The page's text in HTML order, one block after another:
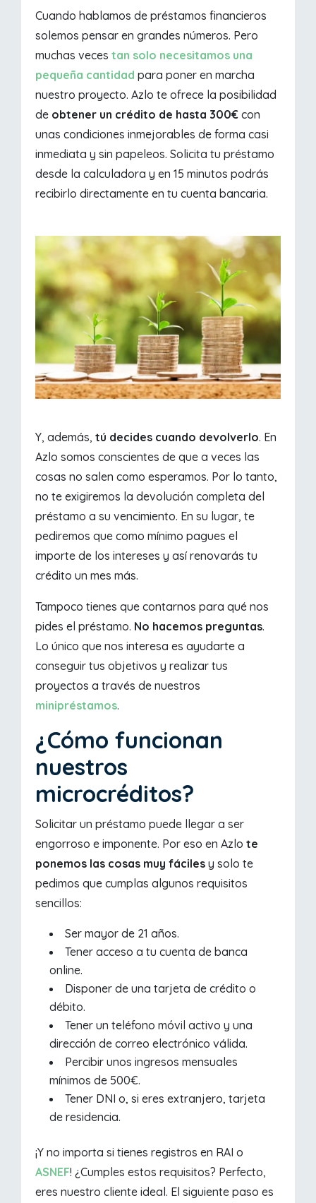
Cuando hablamos de préstamos financieros
solemos pensar en grandes números. Pero
muchas vecestan solo necesitamos una
pequeña cantidad para poner en marcha
nuestro proyecto. Azlo te ofrece la posibilidad
de obtener un crédito de hasta 300€ con
unas condiciones inmejorables de forma casi
inmediata y sin papeleos. Solicita tu préstamo
desde la calculadora y en 15 minutos podrás
recibirlo directamente en tu cuenta bancaria.
Y, además,tú decides cuando devolverlo. En
Azlo somos conscientes de que a veces las
cosas no salen como esperamos. Por lo tanto,
no te exigiremos la devolución completa del
préstamo a su vencimiento. En su lugar, te
pediremos que como mínimo pagues el
importe de los intereses y así renovarás tu
crédito un mes más.
Tampoco tienes que contarnos para qué nos
pides el préstamo. No hacemos preguntas.
Lo único que nos interesa es ayudarte a
conseguir tus objetivos y realizar tus
proyectos a través de nuestros
minipréstamos.
¿Cómo funcionan
nuestros
microcréditos?
Solicitar un préstamo puede llegar a ser
engorroso e imponente. Por eso en Azlote
ponemos las cosas muy fáciles y solo te
pedimos que cumplas algunos requisitos
sencillos:
Ser mayor de 21 años.
Tener acceso a tu cuenta de banca
online.
Disponer de una tarjeta de crédito o
débito.
Tener un teléfono móvil activo y una
dirección de correo electrónico válida.
Percibir unos ingresos mensuales
mínimos de 500€.
Tener DNI o, si eres extranjero, tarjeta
de residencia.
¡Y no importa si tienes registros en RAI o
ASNEF! ¿Cumples estos requisitos? Perfecto,
eres nuestro cliente ideal. El siguiente paso es